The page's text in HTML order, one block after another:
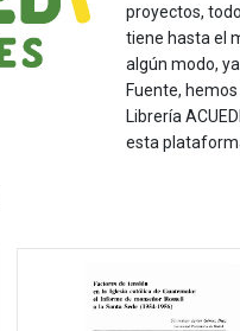
proyectos,
tiene hasta el
algún modo,
Fuente,
Librería
esta